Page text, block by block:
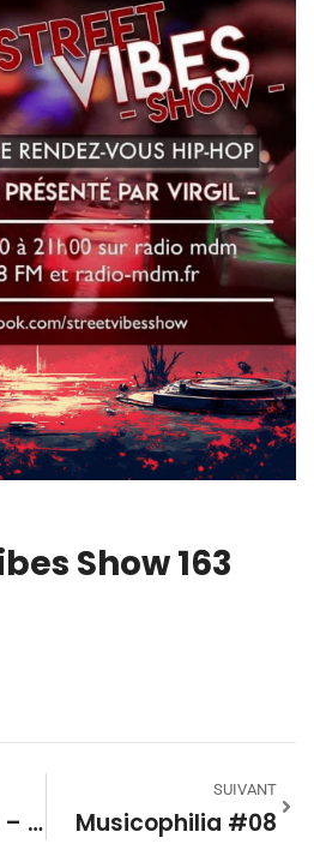
Show 163
Tutti Quanti 280 – Les Compositeurs Par Eux-Mêmes (Partie 2)
SUIVANT
Musicophilia #08